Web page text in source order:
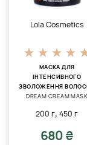
Lola Cosmetics
МАСКА ДЛЯ
ІНТЕНСИВНОГО
ЗВОЛОЖЕННЯ
DREAM CREAM MASK
200 г,450 г
680 ₴